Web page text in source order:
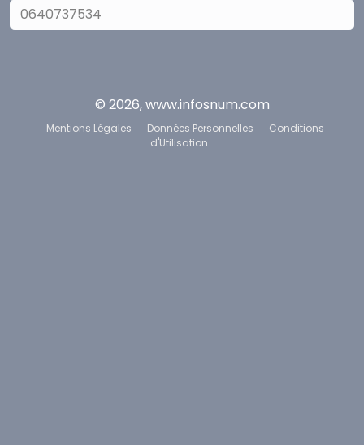
0640737534
© 2026, www.infosnum.com
Mentions Légales Données Personnelles
Conditions
d'Utilisation